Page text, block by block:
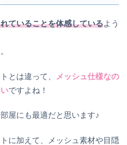
ていることを体感しているよう
とは違って、
メッシュ仕様なの
ですよね！
屋にも最適だと思います♪
に加えて、メッシュ素材や目隠